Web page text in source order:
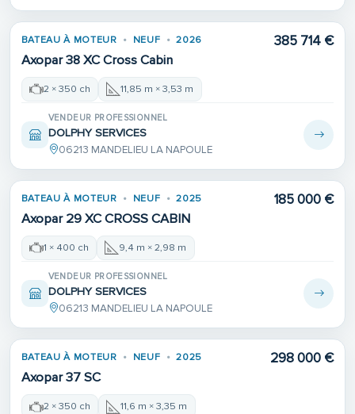
BATEAU À MOTEUR NEUF 2026
Axopar 38 XC Cross Cabin
385 714 €
2 × 350 ch 11,85 m × 3,53 m
VENDEUR PROFESSIONNEL
DOLPHY SERVICES
06213 MANDELIEU LA NAPOULE
BATEAU À MOTEUR NEUF 2025
Axopar 29 XC CROSS CABIN
185 000 €
1 × 400 ch 9,4 m × 2,98 m
VENDEUR PROFESSIONNEL
DOLPHY SERVICES
06213 MANDELIEU LA NAPOULE
BATEAU À MOTEUR NEUF 2025
Axopar 37 SC
298 000 €
2 × 350 ch 11,6 m × 3,35 m